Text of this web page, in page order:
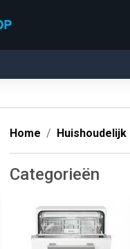
Home Huishoudelijk
Categorieën